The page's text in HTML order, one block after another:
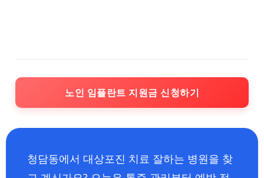
노인 임플란트 지원금 신청하기
청담동에서 대상포진 치료 잘하는 병원을 찾